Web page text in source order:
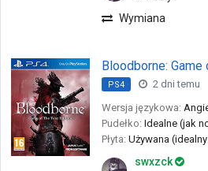
Wymiana
Bloodborne:
PS4
2 dni temu
Wersja językowa:
Pudełko: Idealne (jak
Płyta: Używana
swxzck